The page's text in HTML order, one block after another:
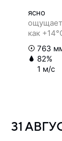
ясно
как
763
82%
1 м/с
31